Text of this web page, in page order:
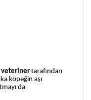
tarafından
köpeğin aşı
da